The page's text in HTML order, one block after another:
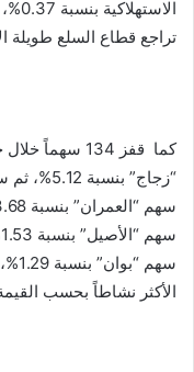
تراجع قطاع السلع طويلة الأجل
كما قفز 134
الأكثر نشاطاً بحسب القيمة وبلغ 177.7 مليون